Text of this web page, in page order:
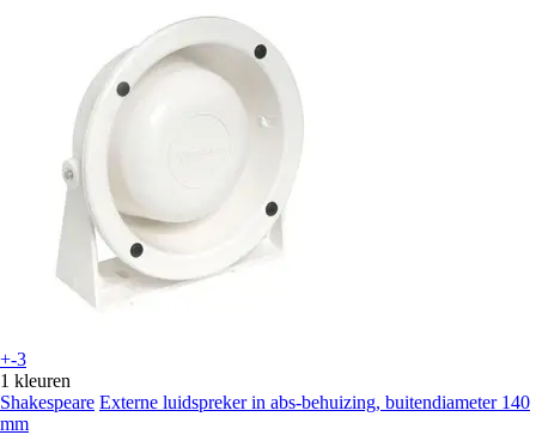
+-3
1 kleuren
Shakespeare Externe luidspreker in abs-behuizing, buitendiameter 140
mm